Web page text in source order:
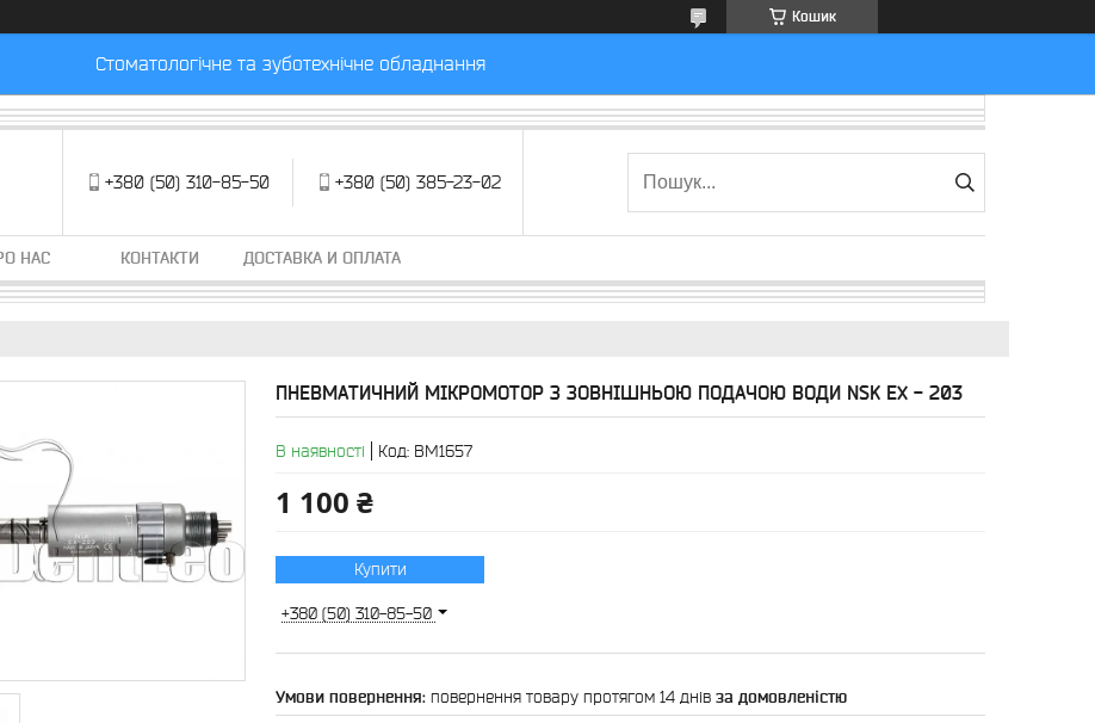
Кошик
Стоматологічне та зуботехнічне обладнання
+380 (50) 310-85-50 +380 (50) 385-23-02
НАС КОНТАКТИ ДОСТАВКА И ОПЛАТА
ПНЕВМАТИЧНИЙ МІКРОМОТОР З ЗОВНІШНЬОЮ ПОДАЧОЮ ВОДИ NSK EX - 203
В наявності Код: ВМ1657
1 100 ₴
Купити
+380 (50) 310-85-50
повернення товару протягом 14 днів за домовленістю